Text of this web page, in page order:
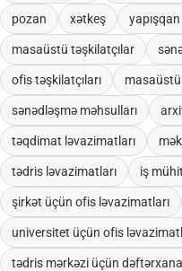
pozan xətkeş
masaüstü təşkilatçılar
ofis təşkilatçıları
sənədləşmə məhsulları
təqdimat ləvazimatları
tədris ləvazimatları iş
şirkət üçün ofis ləvazimatları
universitet üçün ofis
tədris mərkəzi üçün